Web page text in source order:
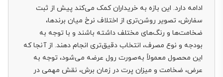
ادامه دارد. این بازه به خریداران کمک می‌کند پیش از ثبت
سفارش، تصویر روشن‌تری از اختلاف نرخ میان برندها،
ضخامت‌ها و رنگ‌های مختلف داشته باشند و با توجه به
بودجه و نوع مصرف، انتخاب دقیق‌تری انجام دهند. از آنجا که
این محصول معمولاً به‌صورت رول عرضه می‌شود، توجه به
عرض، ضخامت و میزان پرت در زمان برش، نقش مهمی در